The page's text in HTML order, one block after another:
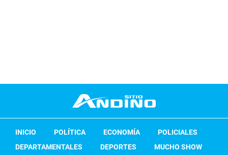
INICIO POLÍTICA ECONOMÍA
POLICIALES
DEPARTAMENTALES
DEPORTES MUCHO SHOW